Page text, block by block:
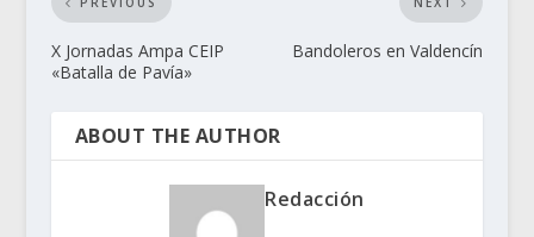
X Jornadas Ampa CEIP
«Batalla de Pavía»
Bandoleros en Valdencín
ABOUT THE AUTHOR
Redacción